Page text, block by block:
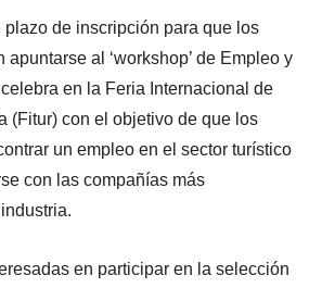
plazo de inscripción para que los
al ‘workshop’ de Empleo y
en la Feria Internacional de
(Fitur) con el objetivo de que los
un empleo en el sector turístico
con las compañías más
en participar en la selección